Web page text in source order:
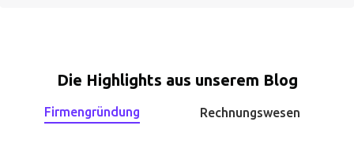
Die Highlights aus unserem Blog
Firmengründung Rechnungswesen